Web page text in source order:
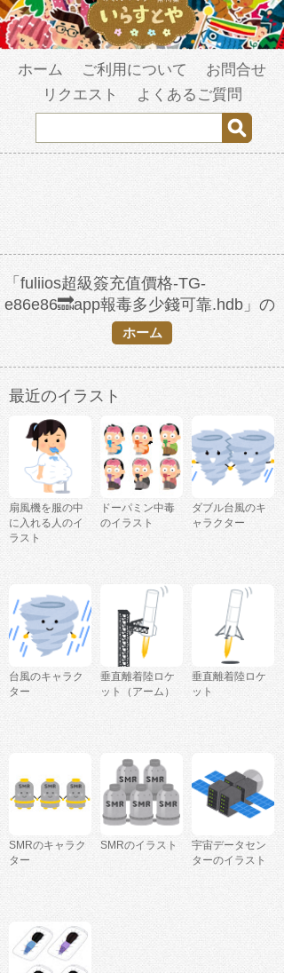
ホーム ご利用について
お問合せ
リクエスト
よくあるご質問
「fuliios超級簽充值價格-TG-
e86e86🔜app報毒多少錢可靠.hdb」の
検索結果
ホーム
最近のイラスト
扇風機を服の中
に入れる人のイ
ラスト
ドーパミン中毒
のイラスト
ダブル台風のキ
ャラクター
台風のキャラク
ター
垂直離着陸ロケ
ット（アーム）
垂直離着陸ロケ
ット
SMRのキャラク
ター
SMRのイラスト
宇宙データセン
ターのイラスト